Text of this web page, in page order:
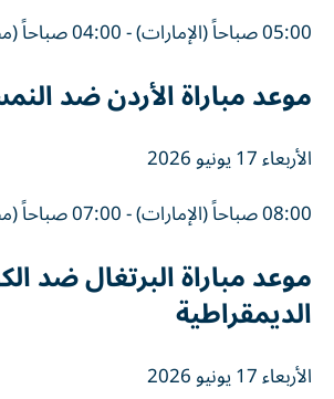
05:00 صباحاً (الإمارات) - 04:00 صباحاً (مصر والسعودية)
موعد مباراة الأردن ضد
الأربعاء 17 يونيو 2026
08:00 صباحاً (الإمارات) - 07:00 صباحاً (مصر والسعودية)
موعد مباراة البرتغال ضد
الديمقراطية
الأربعاء 17 يونيو 2026